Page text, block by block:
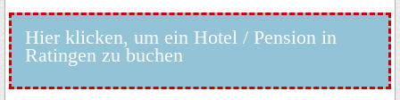
Hier klicken, um ein Hotel / Pension in
Ratingen zu buchen